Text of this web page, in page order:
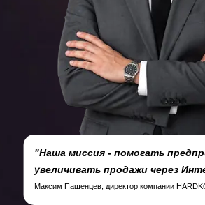
"Наша миссия - помогать
увеличивать продажи через
Максим Пашенцев, директор компании